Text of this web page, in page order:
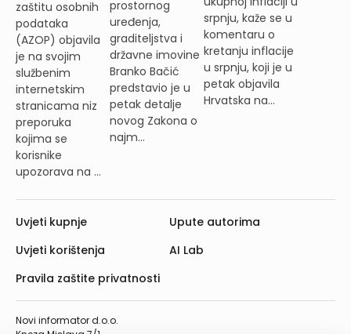
zaštitu osobnih
podataka
(AZOP) objavila
je na svojim
službenim
internetskim
stranicama niz
preporuka
kojima se
korisnike
upozorava na ...
prostornog
uređenja,
graditeljstva i
državne imovine
Branko Bačić
predstavio je u
petak detalje
novog Zakona o
najm...
srpnju, kaže se u
komentaru o
kretanju inflacije
u srpnju, koji je u
petak objavila
Hrvatska na...
Novi informator d.o.o.
Uvjeti kupnje
Uvjeti korištenja
Pravila zaštite privatnosti
Upute autorima
AI Lab